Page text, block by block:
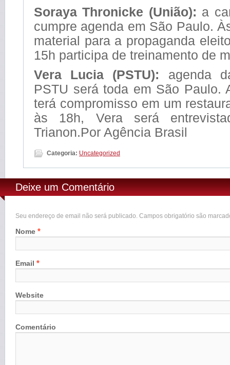
Soraya Thronicke (União): a
cumpre agenda em São Paulo.
material para a propaganda
15h participa de treinamento de
Vera Lucia (PSTU): agenda
PSTU será toda em São Paulo.
terá compromisso em um
às 18h, Vera será
Trianon.Por Agência Brasil
Categoria: Uncategorized
Deixe um Comentário
Seu endereço de email não será publicado. Campos obrigatório são
Nome *
Email *
Website
Comentário